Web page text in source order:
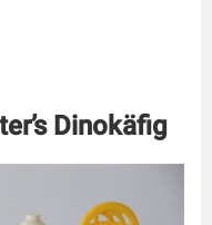
Dinokäfig